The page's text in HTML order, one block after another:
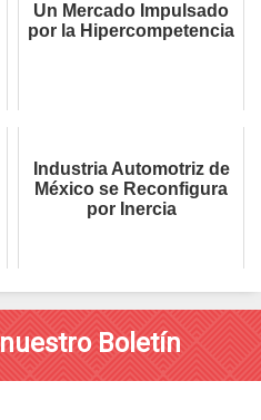
Un Mercado Impulsado
por la Hipercompetencia
Industria Automotriz de
México se Reconfigura
por Inercia
Boletín